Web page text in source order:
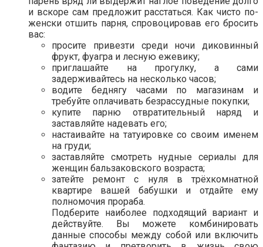
и вскоре сам предложит расстаться. Как чисто по-
женски отшить парня, спровоцировав его бросить
вас:
просите привезти среди ночи диковинный
фрукт, фуагра и лесную ежевику;
приглашайте на прогулку, а сами
задерживайтесь на несколько часов;
водите беднягу часами по магазинам и
требуйте оплачивать безрассудные покупки;
купите парню отвратительный наряд и
заставляйте надевать его;
настаивайте на татуировке со своим именем
на груди;
заставляйте смотреть нудные сериалы для
женщин бальзаковского возраста;
затейте ремонт с нуля в трёхкомнатной
квартире вашей бабушки и отдайте ему
полномочия прораба.
Подберите наиболее подходящий вариант и
действуйте. Вы можете комбинировать
данные способы между собой или включить